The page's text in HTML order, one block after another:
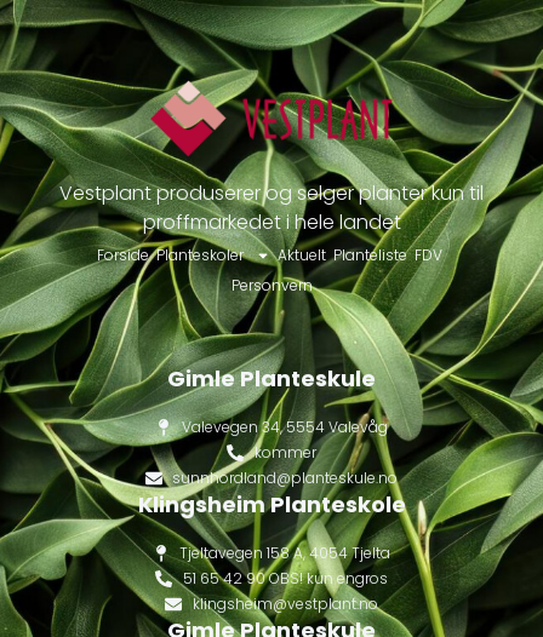
Vestplant produserer og selger planter kun til
proffmarkedet i hele landet
Forside Planteskoler Aktuelt Planteliste FDV
Personvern
Gimle Planteskule
Valevegen 34, 5554 Valevåg
kommer
sunnhordland@planteskule.no
Klingsheim Planteskole
Tjeltavegen 158 A, 4054 Tjelta
51 65 42 90 OBS! kun engros
klingsheim@vestplant.no
Gimle Planteskule